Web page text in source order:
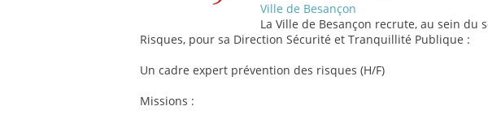
Ville de Besançon
La Ville de Besançon recrute, au sein du
Risques, pour sa Direction Sécurité et Tranquillité Publique :
Un cadre expert prévention des risques (H/F)
Missions :